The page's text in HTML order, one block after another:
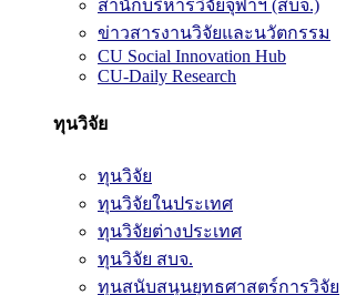
สำนักบริหารวิจัยจุฬาฯ (สบจ.)
ข่าวสารงานวิจัยและนวัตกรรม
CU Social Innovation Hub
CU-Daily Research
ทุนวิจัย
ทุนวิจัย
ทุนวิจัยในประเทศ
ทุนวิจัยต่างประเทศ
ทุนวิจัย สบจ.
ทุนสนับสนุนยุทธศาสตร์การวิจัย